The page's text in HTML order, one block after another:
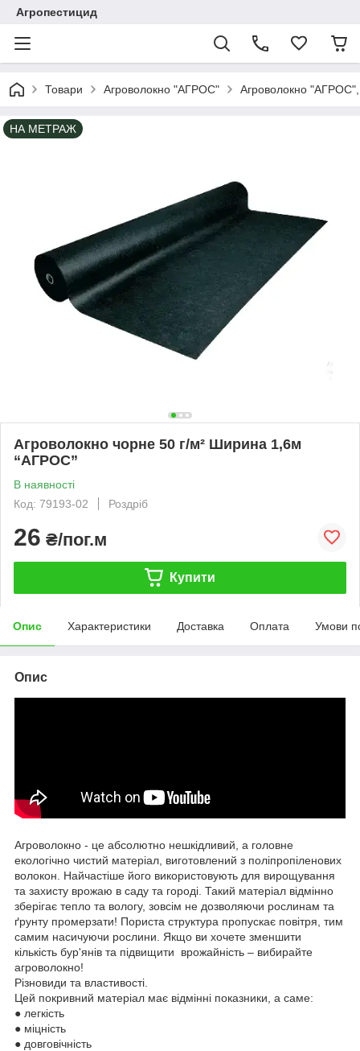
Агропестицид
Товари Агроволокно "АГРОС" Агроволокно
НА МЕТРАЖ
Агроволокно чорне 50 г/м² Ширина 1,6м
“AГРОС”
В наявності
Код: 79193-02
Роздріб
26 ₴/пог.м
Купити
Опис Характеристики Доставка Оплата Умови
Опис
Агроволокно - це абсолютно нешкідливий, а головне
екологічно чистий матеріал, виготовлений з поліпропіленових
волокон. Найчастіше його використовують для вирощування
та захисту врожаю в саду та городі. Такий матеріал відмінно
зберігає тепло та вологу, зовсім не дозволяючи рослинам та
ґрунту промерзати! Пориста структура пропускає повітря, тим
самим насичуючи рослини. Якщо ви хочете зменшити
кількість бур'янів та підвищити врожайність – вибирайте
агроволокно!
Різновиди та властивості.
Цей покривний матеріал має відмінні показники, а саме:
● легкість
● міцність
● довговічність